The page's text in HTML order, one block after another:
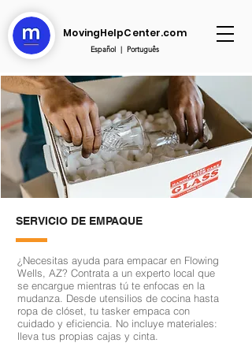
MovingHelpCenter.com
Español| Português
SERVICIO DE EMPAQUE
¿Necesitas ayuda para empacar en Flowing
Wells, AZ? Contrata a un experto local que
se encargue mientras tú te enfocas en la
mudanza. Desde utensilios de cocina hasta
ropa de clóset, tu tasker empaca con
cuidado y eficiencia. No incluye materiales:
lleva tus propias cajas y cinta.